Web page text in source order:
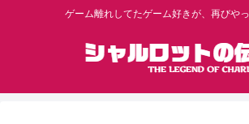
ゲーム離れしてたゲーム好きが、再びや